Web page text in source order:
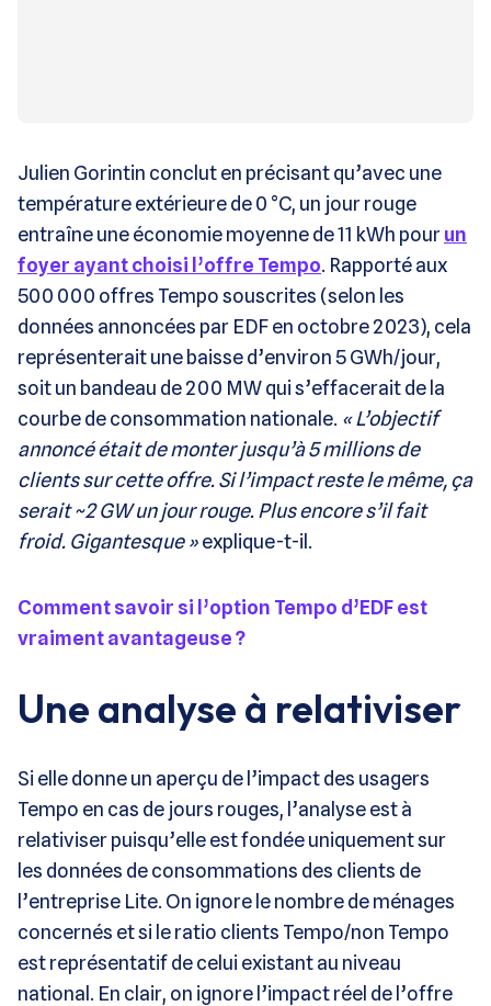
Julien Gorintin conclut en précisant qu’avec une
température extérieure de 0 °C, un jour rouge
entraîne une économie moyenne de 11 kWh pourun
foyer ayant choisi l’offre Tempo. Rapporté aux
500 000 offres Tempo souscrites (selon les
données annoncées par EDF en octobre 2023), cela
représenterait une baisse d’environ 5 GWh/jour,
soit un bandeau de 200 MW qui s’effacerait de la
courbe de consommation nationale. « L’objectif
annoncé était de monter jusqu’à 5 millions de
clients sur cette offre. Si l’impact reste le même, ça
serait ~2 GW un jour rouge. Plus encore s’il fait
froid. Gigantesque »explique-t-il.
Comment savoir si l’option Tempo d’EDF est
vraiment avantageuse ?
Une analyse à relativiser
Si elle donne un aperçu de l’impact des usagers
Tempo en cas de jours rouges, l’analyse est à
relativiser puisqu’elle est fondée uniquement sur
les données de consommations des clients de
l’entreprise Lite. On ignore le nombre de ménages
concernés et si le ratio clients Tempo/non Tempo
est représentatif de celui existant au niveau
national. En clair, on ignore l’impact réel de l’offre